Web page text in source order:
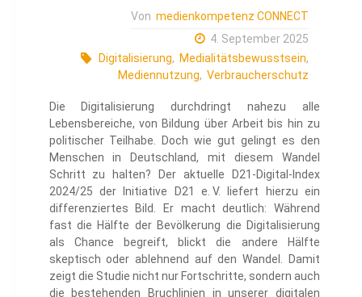
Von medienkompetenz CONNECT
4. September 2025
Digitalisierung, Medialitätsbewusstsein,
Mediennutzung, Verbraucherschutz
Die Digitalisierung durchdringt nahezu alle
Lebensbereiche, von Bildung über Arbeit bis hin zu
politischer Teilhabe. Doch wie gut gelingt es den
Menschen in Deutschland, mit diesem Wandel
Schritt zu halten? Der aktuelle D21-Digital-Index
2024/25 der Initiative D21 e. V. liefert hierzu ein
differenziertes Bild. Er macht deutlich: Während
fast die Hälfte der Bevölkerung die Digitalisierung
als Chance begreift, blickt die andere Hälfte
skeptisch oder ablehnend auf den Wandel. Damit
zeigt die Studie nicht nur Fortschritte, sondern auch
die bestehenden Bruchlinien in unserer digitalen